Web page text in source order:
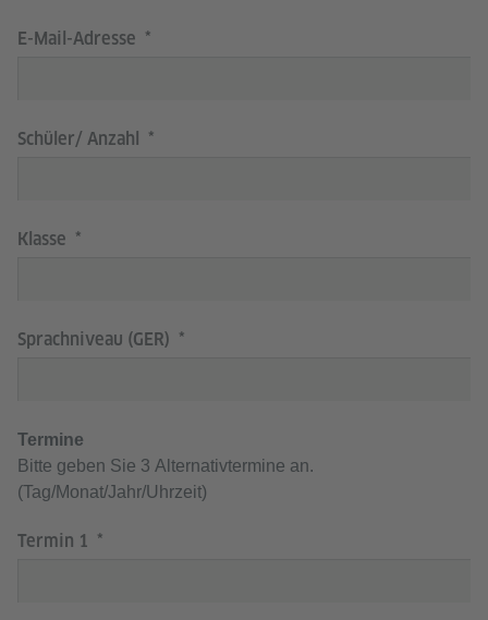
E-Mail-Adresse
Schüler/ Anzahl
Klasse
Sprachniveau (GER)
Termine
Bitte geben Sie 3 Alternativtermine an.
(Tag/Monat/Jahr/Uhrzeit)
Termin 1